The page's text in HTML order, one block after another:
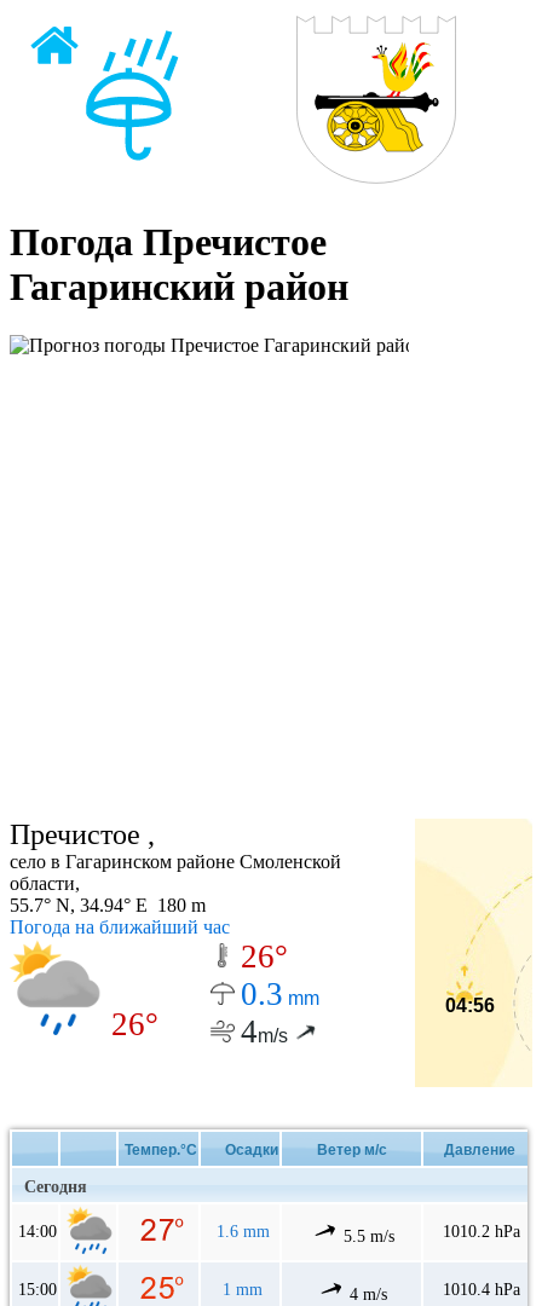
Погода Пречистое
Гагаринский район
Пречистое ,
село в Гагаринском районе Смоленской
области,
55.7° N, 34.94° E 180 m
Погода на ближайший час
26°
26°
0.3 mm
4m/s
04:56
Темпер.°C Осадки Ветер м/с Давление
Сегодня
14:00 1.6 mm 5.5 m/s 1010.2 hPa
15:00 1 mm 4 m/s 1010.4 hPa